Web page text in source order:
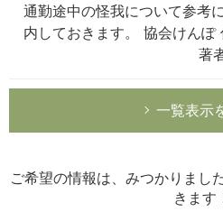
通勤途中の怪我について参考
内しておきます。 協会けんぽ
著
一覧表示
ご希望の情報は、みつかりまし
きます